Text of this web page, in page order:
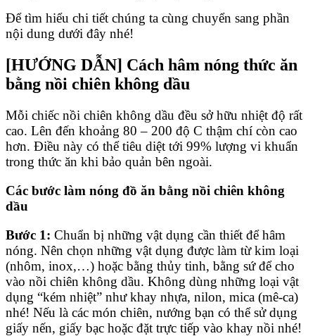
Để tìm hiểu chi tiết chúng ta cùng chuyển sang phần
nội dung dưới đây nhé!
[HƯỚNG DẪN] Cách hâm nóng thức ăn
bằng nồi chiên không dầu
Mỗi chiếc nồi chiên không dầu đều sở hữu nhiệt độ rất
cao. Lên đến khoảng 80 – 200 độ C thậm chí còn cao
hơn. Điều này có thể tiêu diệt tới 99% lượng vi khuẩn
trong thức ăn khi bảo quản bên ngoài.
Các bước làm nóng đồ ăn bằng nồi chiên không
dầu
Bước 1: Chuẩn bị những vật dụng cần thiết để hâm
nóng. Nên chọn những vật dụng được làm từ kim loại
(nhôm, inox,…) hoặc bằng thủy tinh, bằng sứ để cho
vào nồi chiên không dầu. Không dùng những loại vật
dụng “kém nhiệt” như khay nhựa, nilon, mica (mê-ca)
nhé! Nếu là các món chiên, nướng bạn có thể sử dụng
giấy nến, giấy bạc hoặc đặt trực tiếp vào khay nồi nhé!